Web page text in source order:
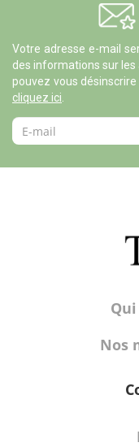
Votre adresse e-mail
des informations sur
pouvez vous
cliquez ici
Nos